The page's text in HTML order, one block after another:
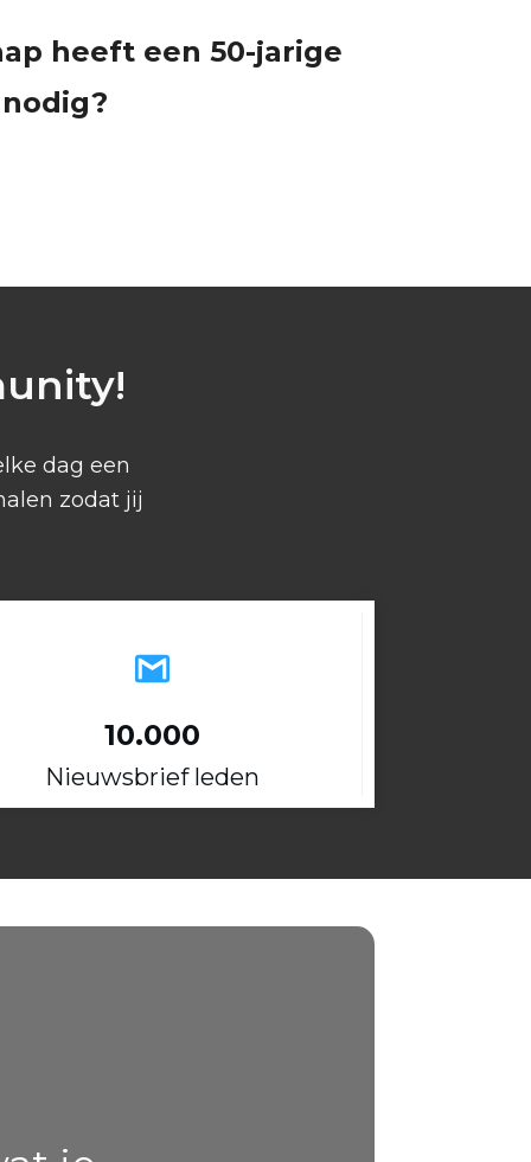
heeft een 50-jarige
nodig?
dag een
zodat jij
10.000
Nieuwsbrief leden